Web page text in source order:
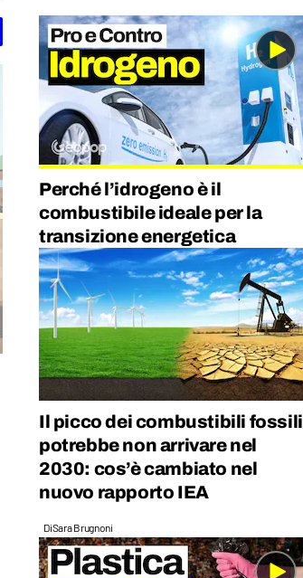
Perché l’idrogeno è il
combustibile ideale per la
transizione energetica
Il picco dei combustibili fossili
potrebbe non arrivare nel
2030: cos’è cambiato nel
nuovo rapporto IEA
DiSara Brugnoni